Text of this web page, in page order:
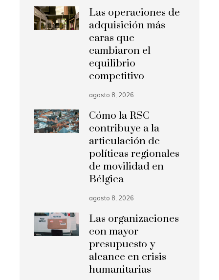
Las operaciones de
adquisición más
caras que
cambiaron el
equilibrio
competitivo
agosto 8, 2026
Cómo la RSC
contribuye a la
articulación de
políticas regionales
de movilidad en
Bélgica
agosto 8, 2026
Las organizaciones
con mayor
presupuesto y
alcance en crisis
humanitarias